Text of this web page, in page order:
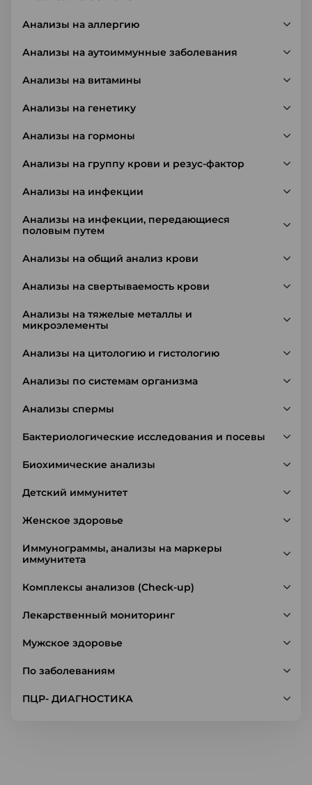
Анализы на аллергию
Анализы на аутоиммунные заболевания
Анализы на витамины
Анализы на генетику
Анализы на гормоны
Анализы на группу крови и резус-фактор
Анализы на инфекции
Анализы на инфекции, передающиеся
половым путем
Анализы на общий анализ крови
Анализы на свертываемость крови
Анализы на тяжелые металлы и
микроэлементы
Анализы на цитологию и гистологию
Анализы по системам организма
Анализы спермы
Бактериологические исследования и посевы
Биохимические анализы
Детский иммунитет
Женское здоровье
Иммунограммы, анализы на маркеры
иммунитета
Комплексы анализов (Check-up)
Лекарственный мониторинг
Мужское здоровье
По заболеваниям
ПЦР- ДИАГНОСТИКА